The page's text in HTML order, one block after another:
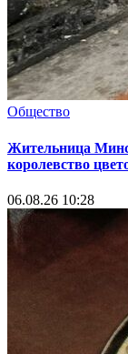
Общество
Жительница
королевство
06.08.26 10:28